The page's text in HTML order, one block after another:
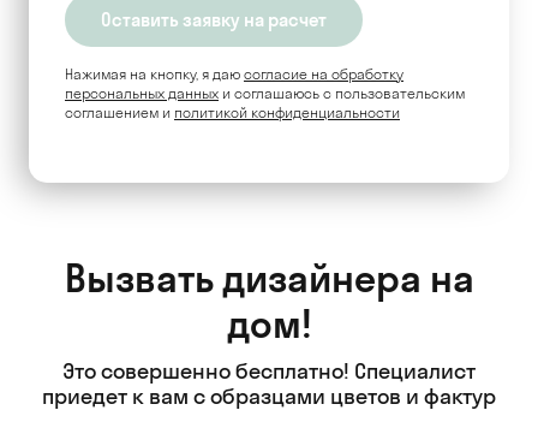
Нажимая на кнопку, я даю согласие на обработку
персональных данных и соглашаюсь c пользовательским
соглашением и политикой конфиденциальности
Вызвать дизайнера на
дом!
Это совершенно бесплатно! Специалист
приедет к вам с образцами цветов и фактур